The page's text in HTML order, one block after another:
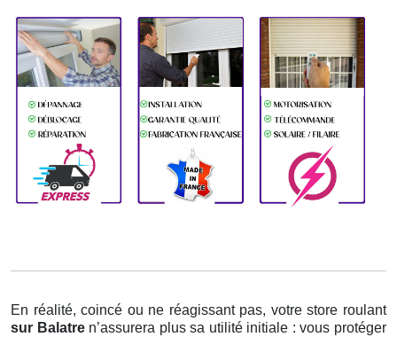
En réalité, coincé ou ne réagissant pas, votre store roulant
sur Balatre n’assurera plus sa utilité initiale : vous protéger